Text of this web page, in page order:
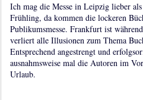
Ich mag die Messe in Leipzig lieber
Frühling, da kommen die lockeren
Publikumsmesse. Frankfurt ist
verliert alle Illusionen zum Thema
Entsprechend angestrengt und
ausnahmsweise mal die Autoren im
Urlaub.